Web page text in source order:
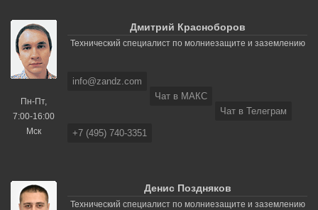
Пн-Пт,
7:00-16:00
Мск
Дмитрий Красноборов
Технический специалист по молниезащите и заземлению
info@zandz.com
Чат в МАКС
Чат в Телеграм
+7 (495) 740-3351
Денис Поздняков
Технический специалист по молниезащите и заземлению